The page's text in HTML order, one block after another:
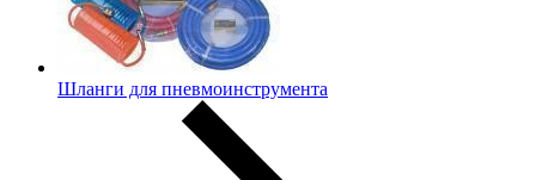
Шланги для пневмоинструмента